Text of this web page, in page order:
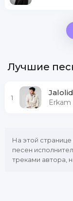
Лучшие
1
Erkam
На этой
песен
треками автора,